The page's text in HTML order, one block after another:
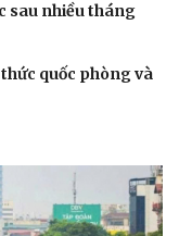
sau nhiều tháng
quốc phòng và